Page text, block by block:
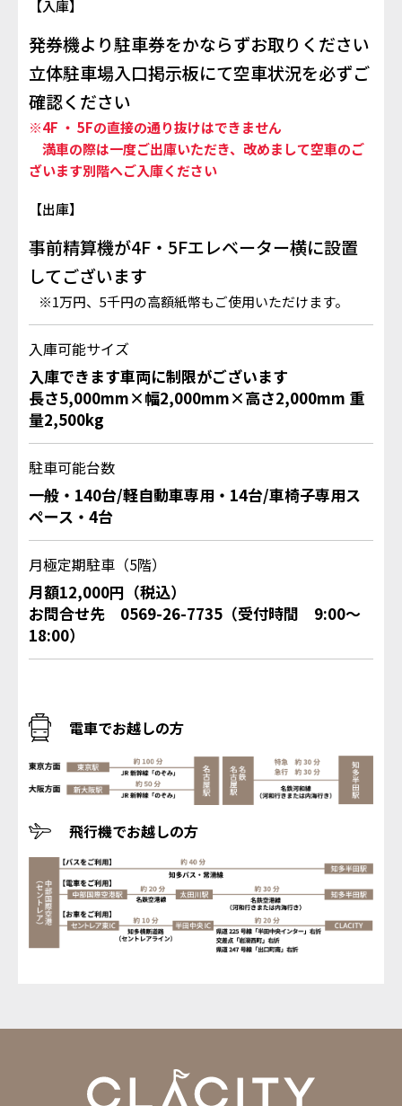
【入庫】
発券機より駐車券をかならずお取りください
立体駐車場入口掲示板にて空車状況を必ずご
確認ください
※4F ・ 5Fの直接の通り抜けはできません
満車の際は一度ご出庫いただき、改めまして空車のご
ざいます別階へご入庫ください
【出庫】
事前精算機が4F・5Fエレベーター横に設置
してございます
※1万円、5千円の高額紙幣もご使用いただけます。
入庫可能サイズ
入庫できます車両に制限がございます
長さ5,000mm×幅2,000mm×高さ2,000mm 重
量2,500kg
駐車可能台数
一般・140台/軽自動車専用・14台/車椅子専用ス
ペース・4台
月極定期駐車（5階）
月額12,000円（税込）
お問合せ先 0569-26-7735 （受付時間 9:00〜
18:00）
電車でお越しの方
飛行機でお越しの方